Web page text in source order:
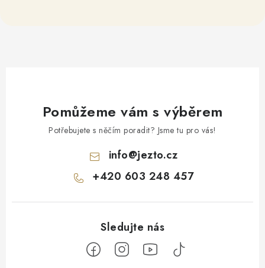
Pomůžeme vám s výběrem
Potřebujete s něčím poradit? Jsme tu pro vás!
info@jezto.cz
+420 603 248 457